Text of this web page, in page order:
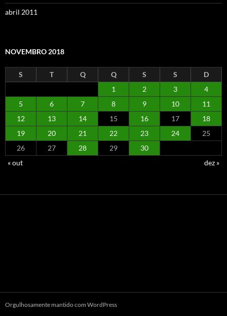
abril 2011
NOVEMBRO 2018
S T Q Q S S
D
1
2 3
4
5
6 7 8 9 10
11
12
13 14 15 16 17
18
19
20 21 22 23 24
25
26
27 28 29
30
« out
dez »
Orgulhosamente mantido com WordPress